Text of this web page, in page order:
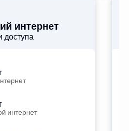
интернет
доступа
интернет